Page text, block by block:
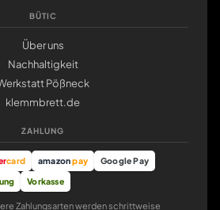
BÜTIC
Über uns
Nachhaltigkeit
Pößneck
klemmbrett.de
ZAHLUNG
card amazonpay
Google Pay
Vorkasse
Zahlungsarten werden schrittweise